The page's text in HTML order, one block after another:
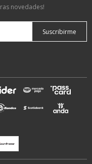
novedades!
Suscribirme